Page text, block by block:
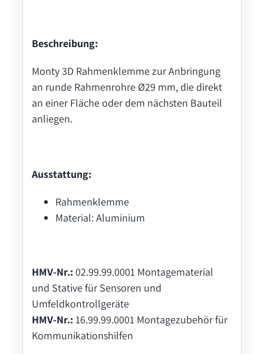
Beschreibung:
Monty 3D Rahmenklemme zur Anbringung
an runde Rahmenrohre Ø29 mm, die direkt
an einer Fläche oder dem nächsten Bauteil
anliegen.
Ausstattung:
Rahmenklemme
Material: Aluminium
HMV-Nr.: 02.99.99.0001 Montagematerial
und Stative für Sensoren und
Umfeldkontrollgeräte
HMV-Nr.: 16.99.99.0001 Montagezubehör für
Kommunikationshilfen